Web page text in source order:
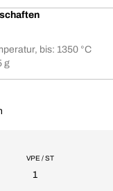
bis: 1350 °C
g
VPE / ST
1